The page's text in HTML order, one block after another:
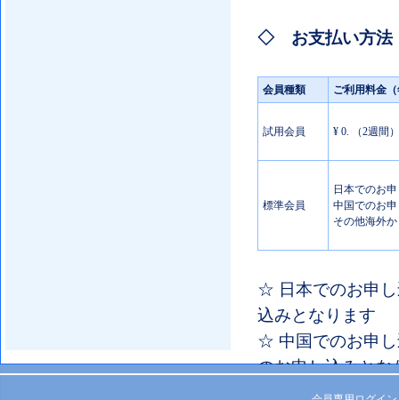
◇ お支払い方法
会員種類 ご利用料金
試用会員 ¥ 0. （2週間）
標準会員
日本でのお
中国でのお
その他海外
☆ 日本でのお申し
込みとなります
☆ 中国でのお申し
のお申し込みとな